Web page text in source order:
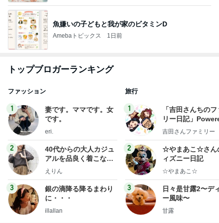
魚嫌いの子どもと我が家のビタミンD
Amebaトピックス 1日前
トップブロガーランキング
ファッション
1
妻です。ママです。女
です。
eri.
2
40代からの大人カジュ
アルを品良く着こなす
ファッションブログ
えりん
3
銀の滴降る降るまわり
に・・・
illallan
旅行
1
「吉田さんちの
リー日記」
y Ameba 吉田さ
ログ
吉田さんファミリー
2
☆やまあこ☆さん
ィズニー日記
☆やまあこ☆
3
日々是甘露2〜デ
ー風味〜
甘露